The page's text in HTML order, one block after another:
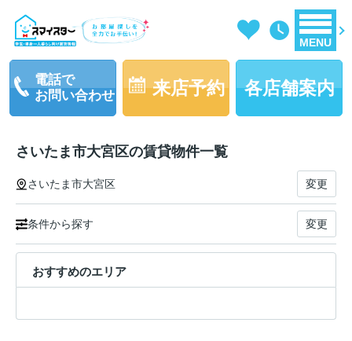
MENU
電話で
お問い合わせ
来店予約 各店舗案内
さいたま市大宮区の賃貸物件一覧
さいたま市大宮区 変更
条件から探す 変更
おすすめのエリア